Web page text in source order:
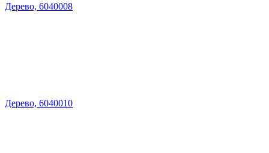
Дерево, 6040008
Дерево, 6040010